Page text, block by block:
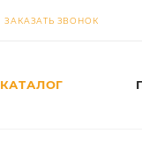
ЗАКАЗАТЬ ЗВОНОК
КАТАЛОГ